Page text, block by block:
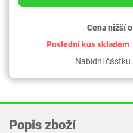
Cena nižší o
Poslední kus skladem
Nabídni částku
Popis zboží